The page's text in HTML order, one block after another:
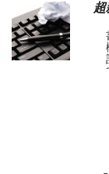
超